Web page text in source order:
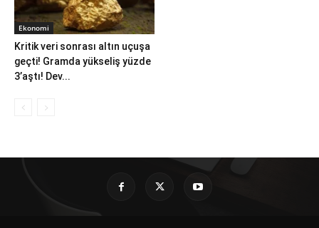
Ekonomi
Kritik veri sonrası altın uçuşa
geçti! Gramda yükseliş yüzde
3’aştı! Dev...